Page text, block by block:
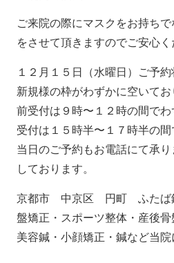
ご来院の際にマスクをお持ち
をさせて頂きますのでご安心く
１２月１５日（水曜日）ご予
新規様の枠がわずかに空いて
前受付は９時〜１２時の間で
受付は１５時半〜１７時半の間
当日のご予約もお電話にて承
しております。
京都市 中京区 円町 ふた
盤矯正・スポーツ整体・産後骨
美容鍼・小顔矯正・鍼など当院